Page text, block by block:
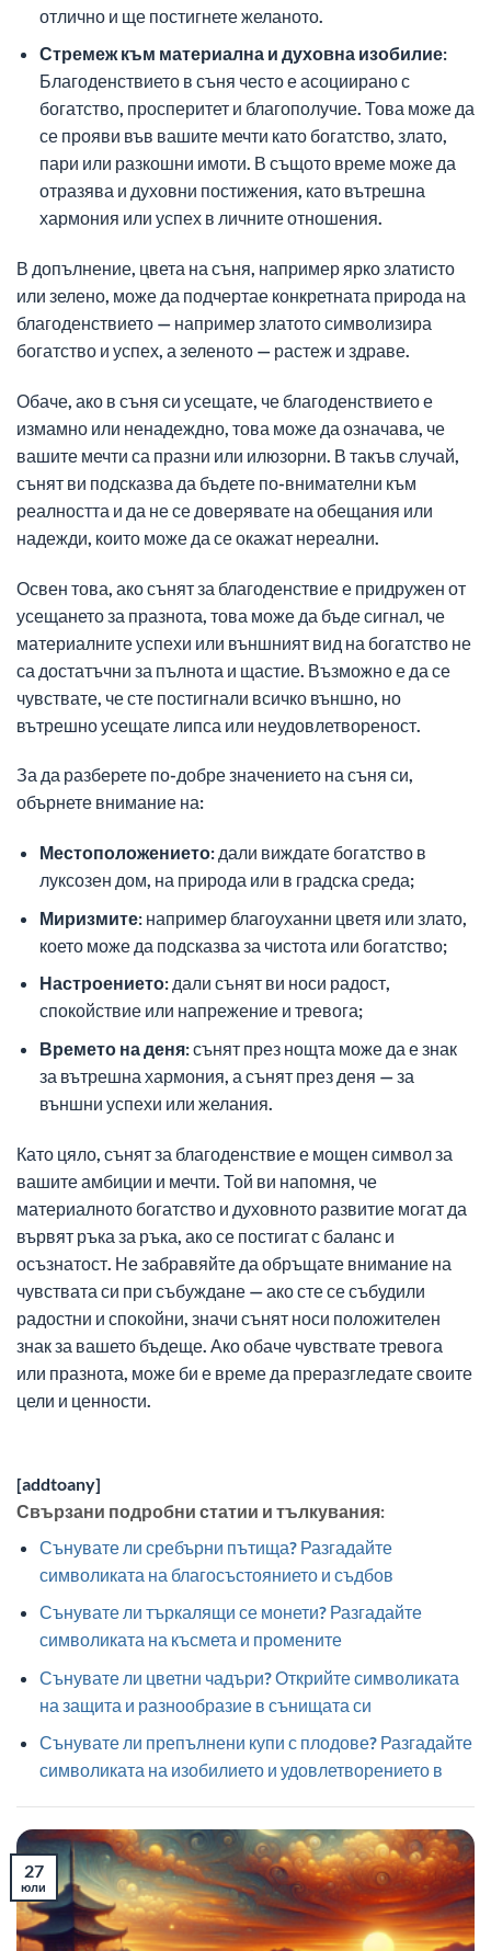
отлично и ще постигнете желаното.
Стремеж към материална и духовна изобилие:
Благоденствието в съня често е асоциирано с
богатство, просперитет и благополучие. Това може да
се прояви във вашите мечти като богатство, злато,
пари или разкошни имоти. В същото време може да
отразява и духовни постижения, като вътрешна
хармония или успех в личните отношения.
В допълнение, цвета на съня, например ярко златисто
или зелено, може да подчертае конкретната природа на
благоденствието — например златото символизира
богатство и успех, а зеленото — растеж и здраве.
Обаче, ако в съня си усещате, че благоденствието е
измамно или ненадеждно, това може да означава, че
вашите мечти са празни или илюзорни. В такъв случай,
сънят ви подсказва да бъдете по-внимателни към
реалността и да не се доверявате на обещания или
надежди, които може да се окажат нереални.
Освен това, ако сънят за благоденствие е придружен от
усещането за празнота, това може да бъде сигнал, че
материалните успехи или външният вид на богатство не
са достатъчни за пълнота и щастие. Възможно е да се
чувствате, че сте постигнали всичко външно, но
вътрешно усещате липса или неудовлетвореност.
За да разберете по-добре значението на съня си,
обърнете внимание на:
Местоположението:дали виждате богатство в
луксозен дом, на природа или в градска среда;
Миризмите:например благоуханни цветя или злато,
което може да подсказва за чистота или богатство;
Настроението:дали сънят ви носи радост,
спокойствие или напрежение и тревога;
Времето на деня:сънят през нощта може да е знак
за вътрешна хармония, а сънят през деня — за
външни успехи или желания.
Като цяло, сънят за благоденствие е мощен символ за
вашите амбиции и мечти. Той ви напомня, че
материалното богатство и духовното развитие могат да
вървят ръка за ръка, ако се постигат с баланс и
осъзнатост. Не забравяйте да обръщате внимание на
чувствата си при събуждане — ако сте се събудили
радостни и спокойни, значи сънят носи положителен
знак за вашето бъдеще. Ако обаче чувствате тревога
или празнота, може би е време да преразгледате своите
цели и ценности.
[addtoany]
Свързани подробни статии и тълкувания:
Сънувате ли сребърни пътища? Разгадайте
символиката на благосъстоянието и съдбов
Сънувате ли търкалящи се монети? Разгадайте
символиката на късмета и промените
Сънувате ли цветни чадъри? Открийте символиката
на защита и разнообразие в сънищата си
Сънувате ли препълнени купи с плодове? Разгадайте
символиката на изобилието и удовлетворението в
27
юли